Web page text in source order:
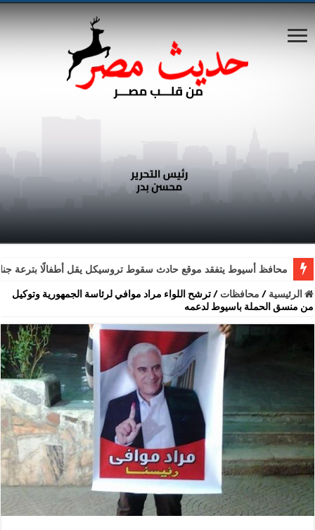
محافظ أسيوط يتفقد موقع حادث سقوط تروسيكل يقل أطفالًا بترعة
الرئيسية / محافظات /ترشح اللواء مراد موافي لرئاسة الجمهورية وتوكيل
من منسق الحملة باسيوط لدعمه